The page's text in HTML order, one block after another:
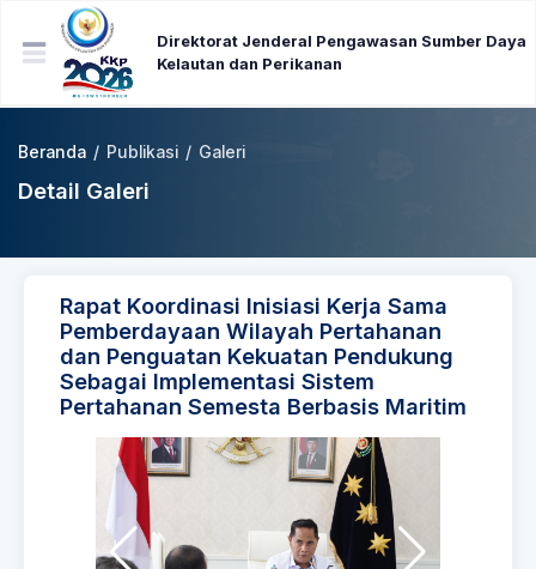
Direktorat Jenderal Pengawasan Sumber Daya
Kelautan dan Perikanan
Beranda / Publikasi / Galeri
Detail Galeri
Rapat Koordinasi Inisiasi Kerja Sama
Pemberdayaan Wilayah Pertahanan
dan Penguatan Kekuatan Pendukung
Sebagai Implementasi Sistem
Pertahanan Semesta Berbasis Maritim